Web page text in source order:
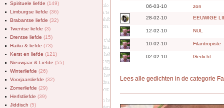
06-03-10 zon
28-02-10 EEUWIGE
12-02-10 NUL
10-02-10 Filantropiste
02-02-10 Gedicht
Lees alle gedichten in de categorie
Spirituele liefde (149)
Limburgse liefde (36)
Brabantse liefde (32)
Twentse liefde (3)
Drentse liefde (15)
Haiku & liefde (73)
Kerst en liefde (121)
Nieuwjaar & Liefde (55)
Winterliefde (26)
Voorjaarsliefde (32)
Zomerliefde (29)
Herfstliefde (39)
Jiddisch (5)